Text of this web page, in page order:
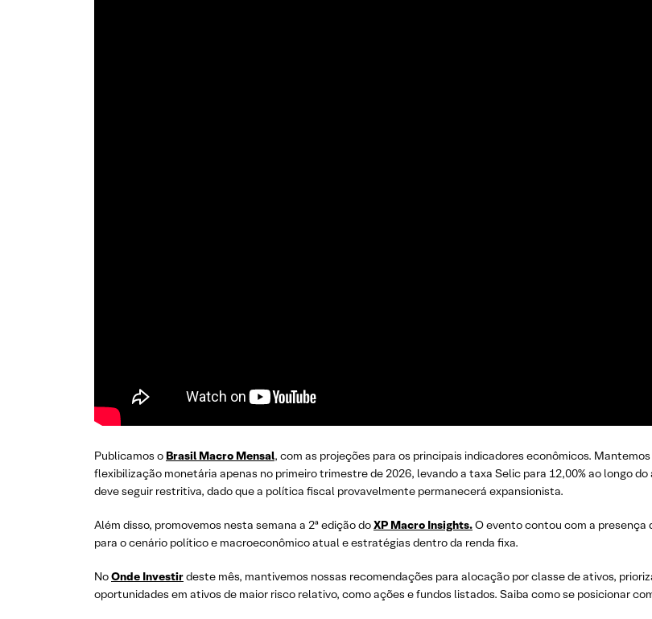
Publicamos o Brasil Macro Mensal, com as projeções para os principais indicadores econômicos.
flexibilização monetária apenas no primeiro trimestre de 2026, levando a taxa Selic para 12,00% ao longo
deve seguir restritiva, dado que a política fiscal provavelmente permanecerá expansionista.
Além disso, promovemos nesta semana a 2ª edição doXP Macro Insights.O evento contou com a
para o cenário político e macroeconômico atual e estratégias dentro da renda fixa.
NoOnde Investirdeste mês, mantivemos nossas recomendações para alocação por classe de ativos,
oportunidades em ativos de maior risco relativo, como ações e fundos listados. Saiba como se posicionar